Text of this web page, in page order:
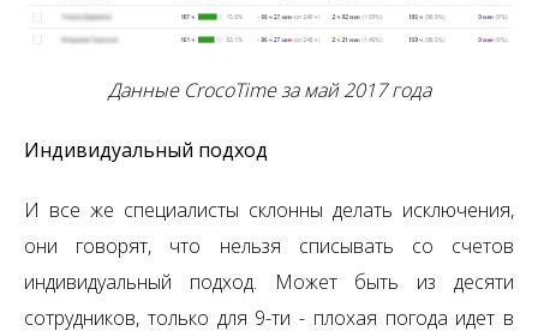
Данные CrocoTime за май 2017 года
Индивидуальный подход
И все же специалисты склонны делать исключения,
они говорят, что нельзя списывать со счетов
индивидуальный подход. Может быть из десяти
сотрудников, только для 9-ти - плохая погода идет в